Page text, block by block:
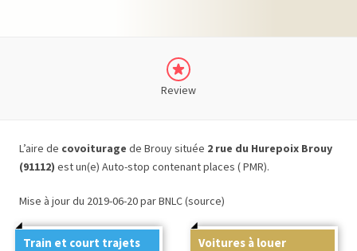
Review
L’aire de covoiturage de Brouy située 2 rue du Hurepoix Brouy
(91112) est un(e) Auto-stop contenant places ( PMR).
Mise à jour du 2019-06-20 par BNLC (source)
Train et court trajets Voitures à louer